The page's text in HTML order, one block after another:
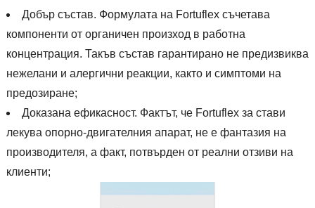
Добър състав. Формулата на Fortuflex съчетава
компоненти от органичен произход в работна
концентрация. Такъв състав гарантирано не предизвиква
нежелани и алергични реакции, както и симптоми на
предозиране;
Доказана ефикасност. Фактът, че Fortuflex за стави
лекува опорно-двигателния апарат, не е фантазия на
производителя, а факт, потвърден от реални отзиви на
клиенти;